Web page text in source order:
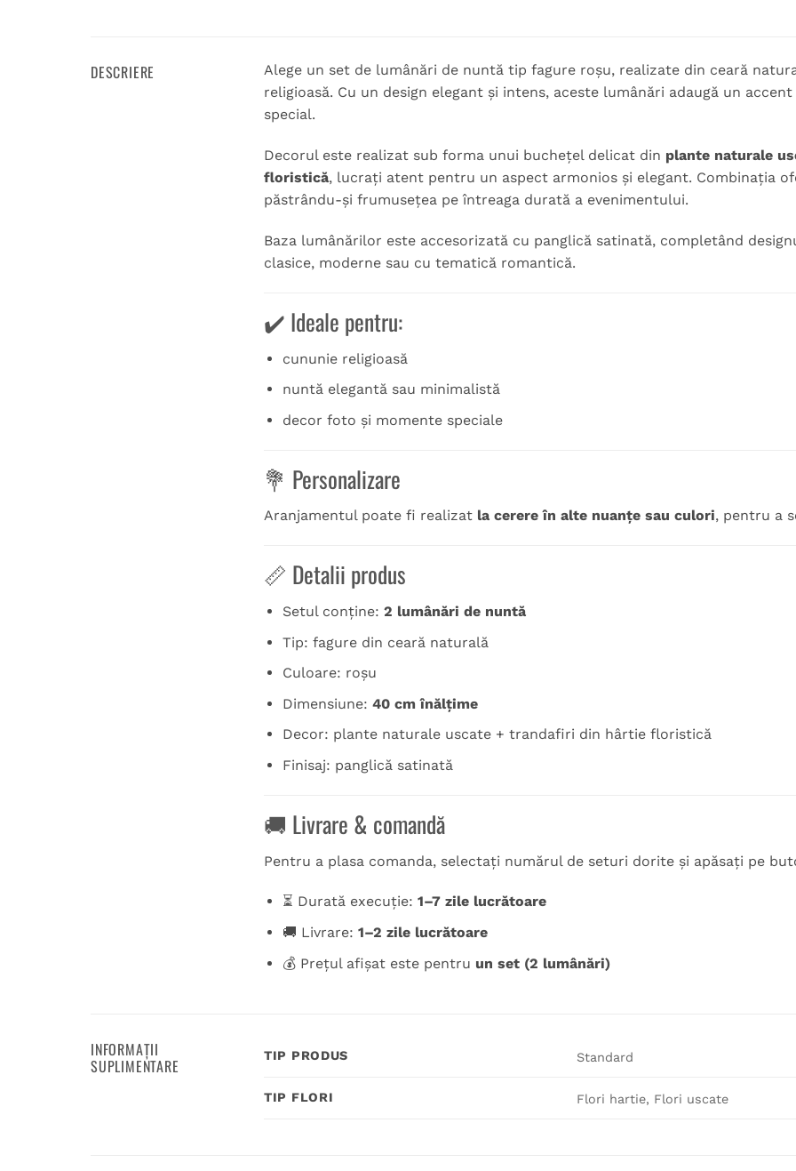
DESCRIERE
Alege un set de lumânări de nuntă tip fagure roșu, realizate din ceară
religioasă. Cu un design elegant și intens, aceste lumânări adaugă un
special.
Decorul este realizat sub forma unui buchețel delicat din plante naturale
floristică, lucrați atent pentru un aspect armonios și elegant. Combinația
păstrându-și frumusețea pe întreaga durată a evenimentului.
Baza lumânărilor este accesorizată cu panglică satinată, completând
clasice, moderne sau cu tematică romantică.
✔️ Ideale pentru:
cununie religioasă
nuntă elegantă sau minimalistă
decor foto și momente speciale
💐 Personalizare
Aranjamentul poate fi realizat la cerere în alte nuanțe sau culori, pentru a
📏 Detalii produs
Setul conține: 2 lumânări de nuntă
Tip: fagure din ceară naturală
Culoare: roșu
Dimensiune: 40 cm înălțime
Decor: plante naturale uscate + trandafiri din hârtie floristică
Finisaj: panglică satinată
🚚 Livrare & comandă
Pentru a plasa comanda, selectați numărul de seturi dorite și apăsați pe
⏳ Durată execuție: 1–7 zile lucrătoare
🚚 Livrare: 1–2 zile lucrătoare
💰 Prețul afișat este pentru un set (2 lumânări)
INFORMAȚII
SUPLIMENTARE TIP PRODUS Standard
TIP FLORI Flori hartie, Flori uscate